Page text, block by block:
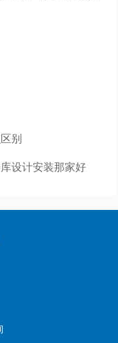
别
设计安装那家好